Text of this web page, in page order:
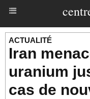
ACTUALITÉ
Iran
uranium
cas de